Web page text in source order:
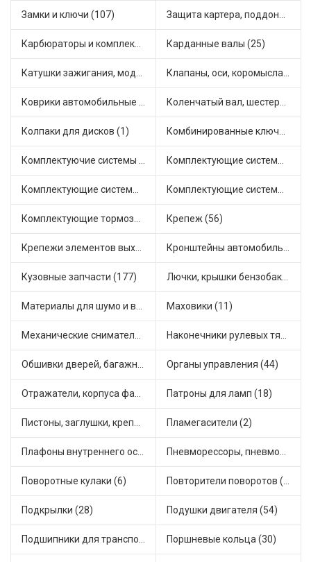
Замки и ключи (107) Защита картера, поддона, КПП (8)
Карбюраторы и комплектующие (52) Карданные валы (25)
Катушки зажигания, модули зажигания (27) Клапаны, оси, коромысла (45)
Коврики автомобильные (26) Коленчатый вал, шестерни коленчатого вала (13)
Колпаки для дисков (1) Комбинированные ключи (3)
Комплектуючие системы стеклоочистителя (21) Комплектующие системы выпуска отработавших газов (65)
Комплектующие системы отопления (63) Комплектующие системы питания (46)
Комплектующие тормозной системы (55) Крепеж (56)
Крепежи элементов выхлопной системы (20) Кронштейны автомобильные (18)
Кузовные запчасти (177) Лючки, крышки бензобака (13)
Материалы для шумо и виброизоляции (2) Маховики (11)
Механические сниматели (1) Наконечники рулевых тяг (68)
Обшивки дверей, багажника, потолков, накладки салона (42) Органы управления (44)
Отражатели, корпуса фар и фонарей (2) Патроны для ламп (18)
Пистоны, заглушки, крепежные элементы (26) Пламегасители (2)
Плафоны внутреннего освещения (4) Пневморессоры, пневмоподушки (2)
Поворотные кулаки (6) Повторители поворотов (26)
Подкрылки (28) Подушки двигателя (54)
Подшипники для транспорта (93) Поршневые кольца (30)